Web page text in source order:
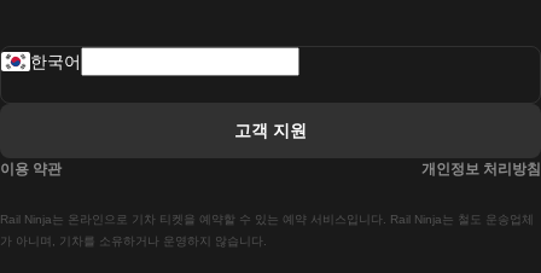
마드리드-리스본 열차
Rail Ninja는 온라인으로 기차 티켓을 예약할 수 있는 예약 서비스입니다. Rail Ninja는 철도 운송업체
가 아니며, 기차를 소유하거나 운영하지 않습니다.
한국어
고객 지원
이용 약관 개인정보 처리방침